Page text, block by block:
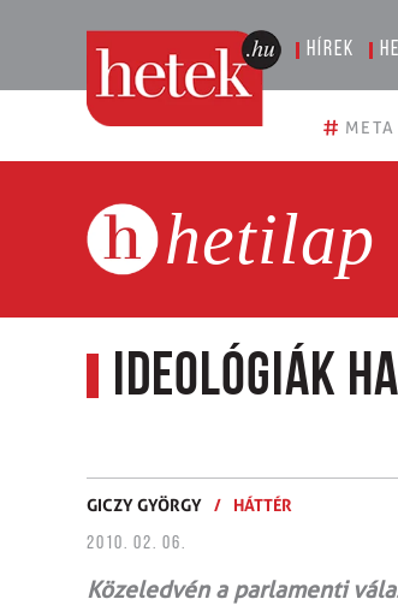
Hírek
# META
hetilap
Ideológiák
GICZY GYÖRGY / HÁTTÉR
2010. 02. 06.
Közeledvén a parlamenti